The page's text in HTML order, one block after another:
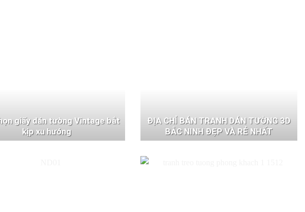
giấy dán tường Vintage bắt
kịp xu hướng
ĐỊA CHỈ BÁN TRANH DÁN TƯỜNG 3D
BẮC NINH ĐẸP VÀ RẺ NHẤT